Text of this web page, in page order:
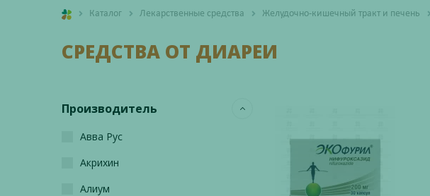
Каталог Лекарственные средства Желудочно-кишечный тракт и печень
СРЕДСТВА ОТ ДИАРЕИ
Производитель
Авва Рус
Акрихин
Алиум